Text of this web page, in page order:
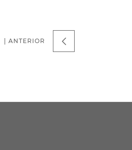
ANTERIOR